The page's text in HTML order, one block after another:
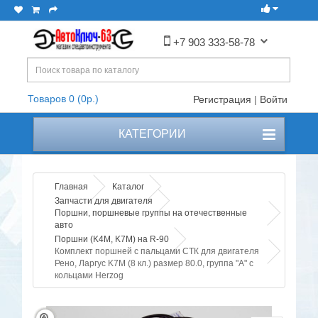
+7 903 333-58-78
Товаров 0 (0р.) Регистрация | Войти
КАТЕГОРИИ
Главная
Каталог
Запчасти для двигателя
Поршни, поршневые группы на отечественные
авто
Поршни (K4M, K7M) на R-90
Комплект поршней с пальцами СТК для двигателя
Рено, Ларгус K7M (8 кл.) размер 80.0, группа "A" с
кольцами Herzog